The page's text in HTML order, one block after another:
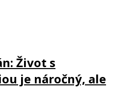
Život s
je náročný, ale